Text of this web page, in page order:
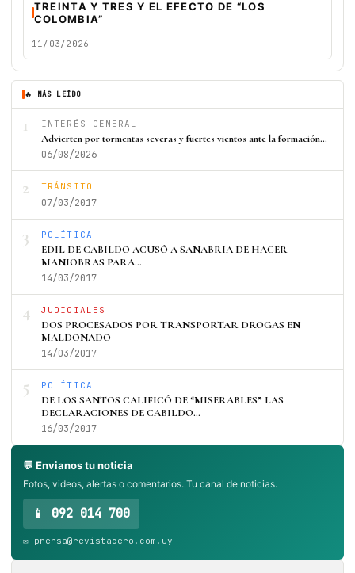
TREINTA Y TRES Y EL EFECTO DE “LOS
COLOMBIA”
11/03/2026
🔥 MÁS LEÍDO
1 INTERÉS GENERAL
Advierten por tormentas severas y fuertes vientos ante la formación…
06/08/2026
2 TRÁNSITO
07/03/2017
3 POLÍTICA
EDIL DE CABILDO ACUSÓ A SANABRIA DE HACER
MANIOBRAS PARA…
14/03/2017
4 JUDICIALES
DOS PROCESADOS POR TRANSPORTAR DROGAS EN
MALDONADO
14/03/2017
5 POLÍTICA
DE LOS SANTOS CALIFICÓ DE “MISERABLES” LAS
DECLARACIONES DE CABILDO…
16/03/2017
💬 Envianos tu noticia
Fotos, videos, alertas o comentarios. Tu canal de noticias.
📱 092 014 700
✉️ prensa@revistacero.com.uy